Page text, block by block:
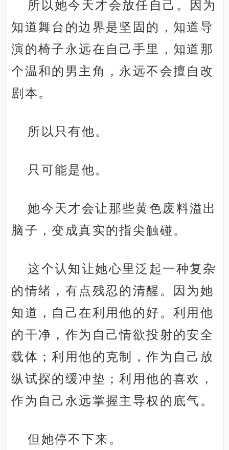
所以她今天才会放任自己。因为
知道舞台的边界是坚固的，知道导
演的椅子永远在自己手里，知道那
个温和的男主角，永远不会擅自改
剧本。
所以只有他。
只可能是他。
她今天才会让那些黄色废料溢出
脑子，变成真实的指尖触碰。
这个认知让她心里泛起一种复杂
的情绪，有点残忍的清醒。因为她
知道，自己在利用他的好。利用他
的干净，作为自己情欲投射的安全
载体；利用他的克制，作为自己放
纵试探的缓冲垫；利用他的喜欢，
作为自己永远掌握主导权的底气。
但她停不下来。